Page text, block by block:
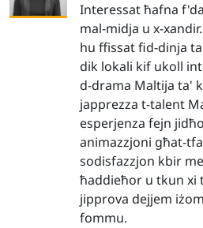
Interessat ħafna
mal-midja u x-
hu ffissat fid-dinja
dik lokali kif ukoll
d-drama Maltija ta'
japprezza t-talent
esperjenza fejn
animazzjoni għat-
sodisfazzjon kbir
ħaddieħor u tkun xi
jipprova dejjem
fommu.